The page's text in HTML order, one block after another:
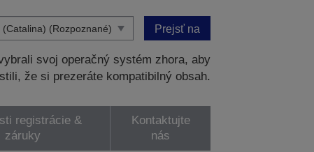
Prejsť na
svoj operačný systém zhora, aby
že si prezeráte kompatibilný obsah.
registrácie &
záruky
Kontaktujte
nás